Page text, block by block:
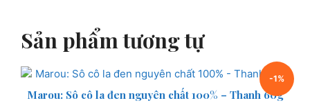
Sản phẩm tương tự
-1%
Marou: Sô cô la đen nguyên chất 100% – Thanh 60g